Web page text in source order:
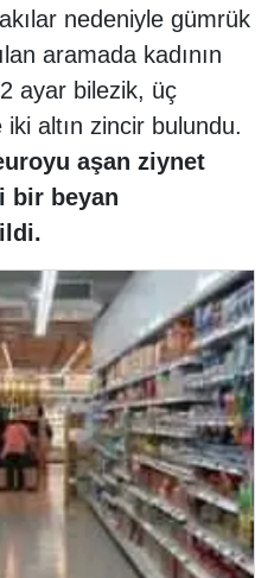
nedeniyle gümrük
aramada kadının
ayar bilezik, üç
altın zincir bulundu.
aşan ziynet
bir beyan